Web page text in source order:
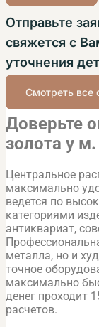
Отправьте
свяжется с
уточнения
Смотреть все
Доверьте
золота у
Центральное
максимально
ведется по
категориями
антиквариат,
металла, но и
точное
максимально
денег проходит
расчетов.